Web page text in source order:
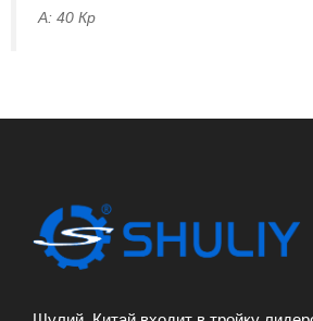
А: 40 Кр